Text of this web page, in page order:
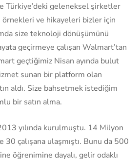
Türkiye’deki geleneksel şirketler
örnekleri ve hikayeleri bizler için
size teknoloji dönüşümünü
geçirmeye çalışan Walmart’tan
geçtiğimiz Nisan ayında bulut
sunan bir platform olan
aldı. Size bahsetmek istediğim
bir satın alma.
yılında kurulmuştu. 14 Milyon
30 çalışana ulaşmıştı. Bunu da 500
öğrenimine dayalı, gelir odaklı